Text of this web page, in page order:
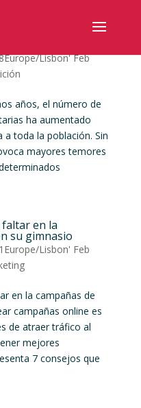
Lisbon' Feb
años, el número de
ha aumentado
toda la población. Sin
mayores temores
en la
su gimnasio
Lisbon' Feb
en la campañas de
campañas online es
de atraer tráfico al
mejores
7 consejos que